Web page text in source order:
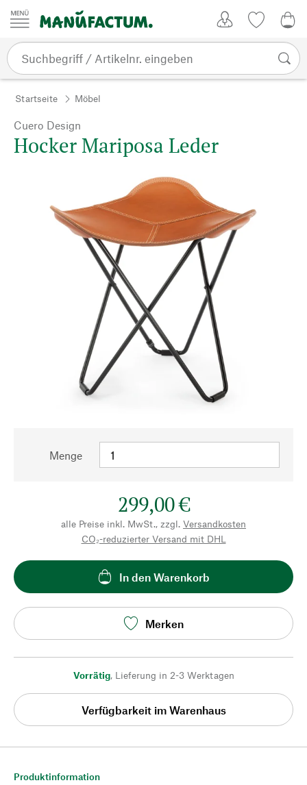
Zum Inhalt springen
Startseite Möbel
Cuero Design
Hocker Mariposa Leder
Menge
299,00 €
alle Preise inkl. MwSt., zzgl. Versandkosten
CO₂-reduzierter Versand mit DHL
In den Warenkorb
Merken
Vorrätig, Lieferung in 2-3 Werktagen
Verfügbarkeit im Warenhaus
Produktinformation